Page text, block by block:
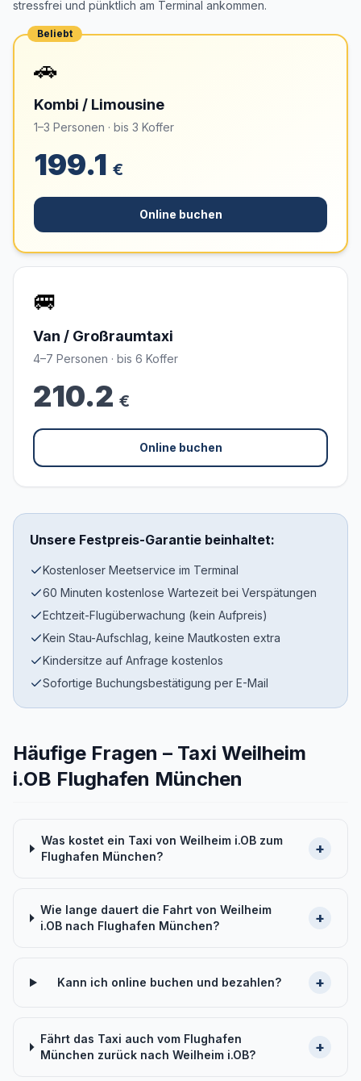
stressfrei und pünktlich am Terminal ankommen.
Beliebt
🚗
Kombi / Limousine
1–3 Personen · bis 3 Koffer
199.1 €
Online buchen
🚐
Van / Großraumtaxi
4–7 Personen · bis 6 Koffer
210.2 €
Online buchen
Unsere Festpreis-Garantie beinhaltet:
Kostenloser Meetservice im Terminal
60 Minuten kostenlose Wartezeit bei Verspätungen
Echtzeit-Flugüberwachung (kein Aufpreis)
Kein Stau-Aufschlag, keine Mautkosten extra
Kindersitze auf Anfrage kostenlos
Sofortige Buchungsbestätigung per E-Mail
Häufige Fragen – Taxi Weilheim
i.OB Flughafen München
Was kostet ein Taxi von Weilheim i.OB zum
Flughafen München?
+
Wie lange dauert die Fahrt von Weilheim
i.OB nach Flughafen München?
+
Kann ich online buchen und bezahlen? +
Fährt das Taxi auch vom Flughafen
München zurück nach Weilheim i.OB?
+